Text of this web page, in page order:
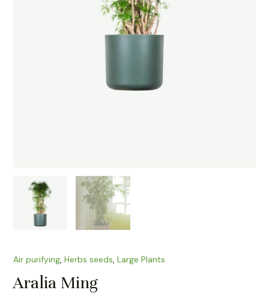
Air purifying, Herbs seeds, Large Plants
Aralia Ming